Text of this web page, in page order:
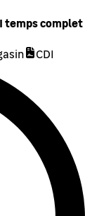
temps complet
CDI